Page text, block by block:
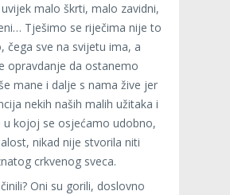
malo škrti, malo zavidni,
Tješimo se riječima nije to
čega sve na svijetu ima, a
opravdanje da ostanemo
mane i dalje s nama žive jer
nekih naših malih užitaka i
kojoj se osjećamo udobno,
nikad nije stvorila niti
crkvenog sveca.
Oni su gorili, doslovno